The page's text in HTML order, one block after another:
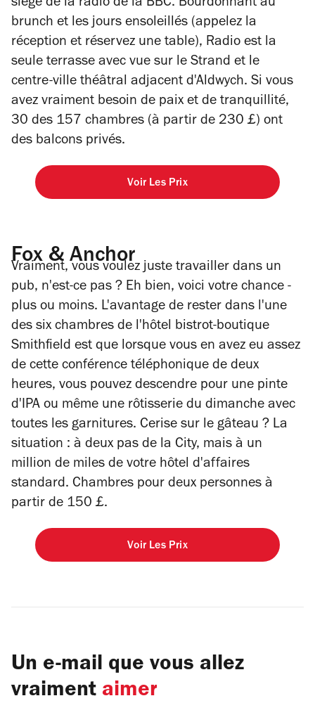
siège de la radio de la BBC. Bourdonnant au
brunch et les jours ensoleillés (appelez la
réception et réservez une table), Radio est la
seule terrasse avec vue sur le Strand et le
centre-ville théâtral adjacent d'Aldwych. Si vous
avez vraiment besoin de paix et de tranquillité,
30 des 157 chambres (à partir de 230 £) ont
des balcons privés.
Voir Les Prix
Fox & Anchor
Vraiment, vous voulez juste travailler dans un
pub, n'est-ce pas ? Eh bien, voici votre chance -
plus ou moins. L'avantage de rester dans l'une
des six chambres de l'hôtel bistrot-boutique
Smithfield est que lorsque vous en avez eu assez
de cette conférence téléphonique de deux
heures, vous pouvez descendre pour une pinte
d'IPA ou même une rôtisserie du dimanche avec
toutes les garnitures. Cerise sur le gâteau ? La
situation : à deux pas de la City, mais à un
million de miles de votre hôtel d'affaires
standard. Chambres pour deux personnes à
partir de 150 £.
Voir Les Prix
Un e-mail que vous allez
vraiment aimer